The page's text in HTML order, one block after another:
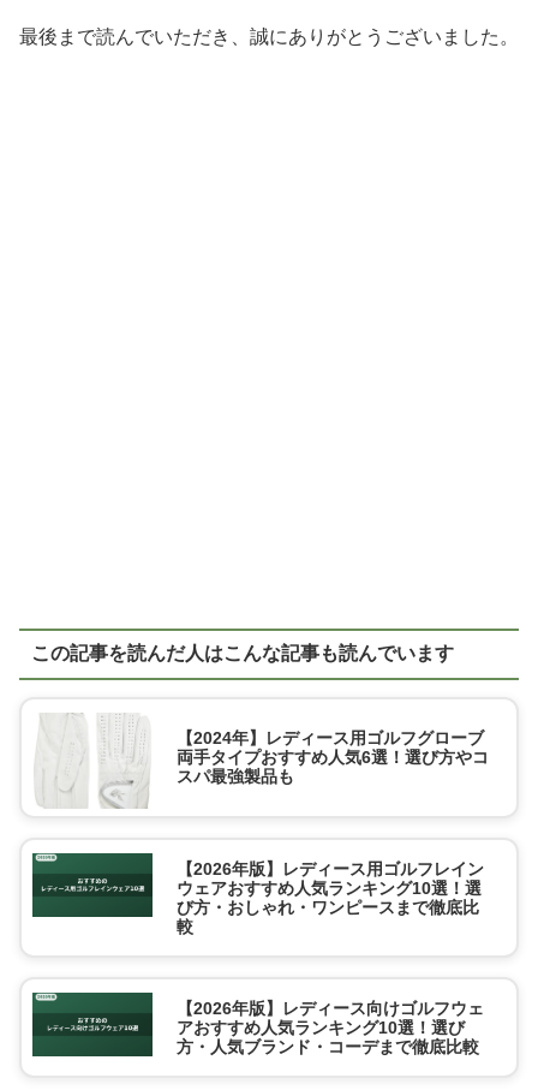
最後まで読んでいただき、誠にありがとうございました。
この記事を読んだ人はこんな記事も読んでいます
【2024年】レディース用ゴルフグローブ
両手タイプおすすめ人気6選！選び方やコ
スパ最強製品も
【2026年版】レディース用ゴルフレイン
ウェアおすすめ人気ランキング10選！選
び方・おしゃれ・ワンピースまで徹底比
較
【2026年版】レディース向けゴルフウェ
アおすすめ人気ランキング10選！選び
方・人気ブランド・コーデまで徹底比較